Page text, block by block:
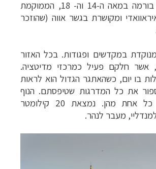
במאה ה-14 וה- 18
, הממוקמת
ומקושרת בגשר אווה (שהוזכר
במקדשים ופגודות. בכל האזור
בו יום, כשהאתגר הגדול הוא לראות
את כל המדרגות שטיפסתם. הנוף
כל אחת מהן.נמצאת
קילומטר
מעבר לנהר.